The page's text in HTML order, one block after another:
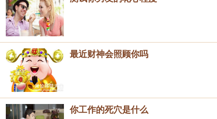
最近财神会照顾你吗
你工作的死穴是什么